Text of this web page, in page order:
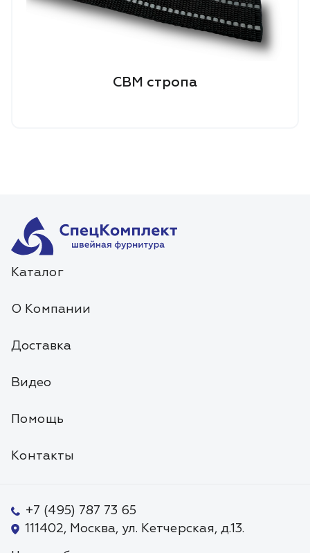
СВМ стропа
Каталог
О Компании
Доставка
Видео
Помощь
Контакты
+7 (495) 787 73 65
111402, Москва, ул. Кетчерская, д.13.